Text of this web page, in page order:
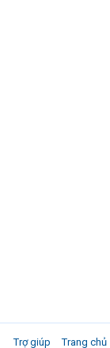
Trợ giúp Trang chủ